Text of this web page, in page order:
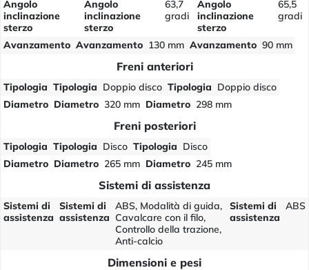
Angolo
inclinazione
sterzo
Angolo
inclinazione
sterzo
63,7
gradi
Angolo
inclinazione
sterzo
65,5
gradi
Avanzamento Avanzamento 130 mm Avanzamento 90 mm
Freni anteriori
Tipologia Tipologia Doppio disco Tipologia Doppio disco
Diametro Diametro 320 mm Diametro 298 mm
Freni posteriori
Tipologia Tipologia Disco Tipologia Disco
Diametro Diametro 265 mm Diametro 245 mm
Sistemi di assistenza
Sistemi di
assistenza
Sistemi di
assistenza
ABS, Modalità di guida,
Cavalcare con il filo,
Controllo della trazione,
Anti-calcio
Sistemi di
assistenza
ABS
Dimensioni e pesi